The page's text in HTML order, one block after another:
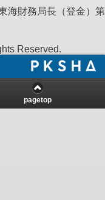
財務局長（登金）第
Reserved.
pagetop